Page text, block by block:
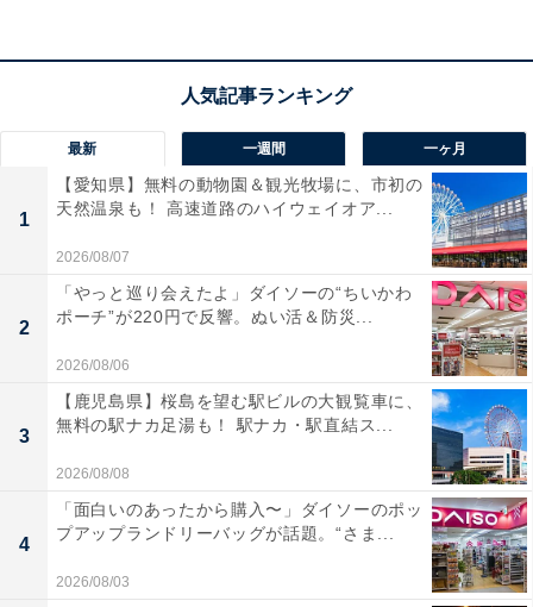
／
?2025年の「祝日」はいつ？?
＼
現在、法律によって国民の祝日は、年間16日ありま
す。
2025年の祝日はいつなのか、また、それぞれの祝日
の趣旨や経緯についても、ぜひご覧ください！
知ってそうで知らない「国民の祝日」とその趣旨や
経緯
☞https://t.co/BRqBitbOhx#国民の祝日
pic.twitter.com/BVwov967KC
— 政府広報オンライン (@gov_online)
December 27, 2024
最新 一週間 一ヶ月
1
【愛知県】無料の動物園＆観光牧場に、市初の
天然温泉も！ 高速道路のハイウェイオア...
2026/08/07
2
「やっと巡り会えたよ」ダイソーの“ちいかわ
ポーチ”が220円で反響。ぬい活＆防災...
2026/08/06
3
【鹿児島県】桜島を望む駅ビルの大観覧車に、
無料の駅ナカ足湯も！ 駅ナカ・駅直結ス...
2026/08/08
4
「面白いのあったから購入〜」ダイソーのポッ
プアップランドリーバッグが話題。“さま...
2026/08/03